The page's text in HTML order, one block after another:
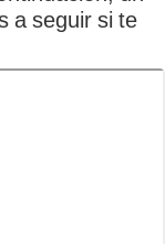
a seguir si te